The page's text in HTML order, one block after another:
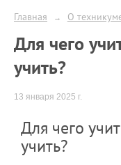
Главная → О
Для чего
учить?
13 января 2025 г.
Для чего
учить?